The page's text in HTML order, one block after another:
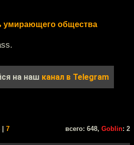
умирающего общества
на наш канал в Telegram
7 всего: 648, Goblin: 2